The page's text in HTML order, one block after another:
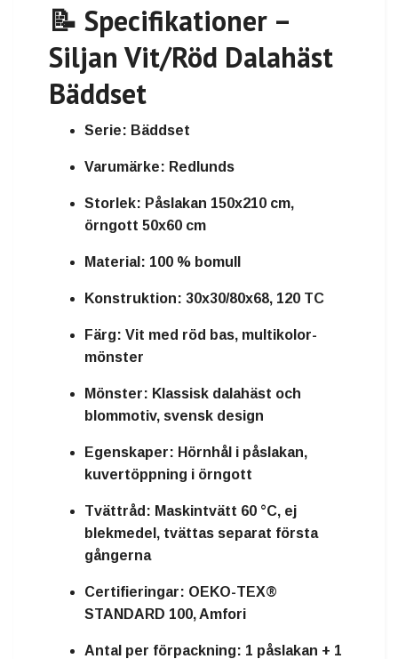
📝 Specifikationer –
Siljan Vit/Röd Dalahäst
Bäddset
Serie: Bäddset
Varumärke: Redlunds
Storlek: Påslakan 150x210 cm,
örngott 50x60 cm
Material: 100 % bomull
Konstruktion: 30x30/80x68, 120 TC
Färg: Vit med röd bas, multikolor-
mönster
Mönster: Klassisk dalahäst och
blommotiv, svensk design
Egenskaper: Hörnhål i påslakan,
kuvertöppning i örngott
Tvättråd: Maskintvätt 60 °C, ej
blekmedel, tvättas separat första
gångerna
Certifieringar: OEKO-TEX®
STANDARD 100, Amfori
Antal per förpackning: 1 påslakan + 1